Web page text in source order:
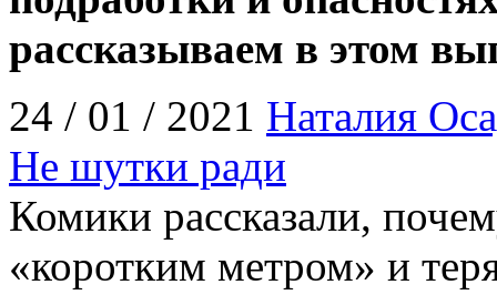
рассказываем в этом
24 / 01 / 2021 Наталия
Не шутки ради
Комики рассказали,
«коротким метром» и